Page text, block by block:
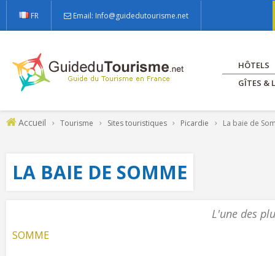
FR Email: Info@guidedutourisme.net
HÔTELS
GÎTES &
Accueil Tourisme Sites touristiques Picardie La baie de
LA BAIE DE SOMME
L'une des
SOMME